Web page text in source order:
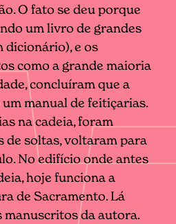
O fato se deu porque
um livro de grandes
dicionário), e os
como a grande maioria
concluíram que a
manual de feitiçarias.
na cadeia, foram
de soltas, voltaram para
No edifício onde antes
hoje funciona a
de Sacramento. Lá
manuscritos da autora.